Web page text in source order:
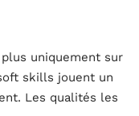
uniquement sur
skills jouent un
Les qualités les